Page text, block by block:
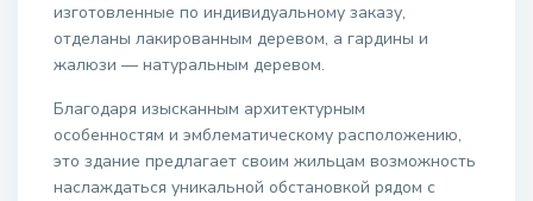
изготовленные по индивидуальному заказу,
отделаны лакированным деревом, а гардины и
жалюзи — натуральным деревом.
Благодаря изысканным архитектурным
особенностям и эмблематическому расположению,
это здание предлагает своим жильцам возможность
наслаждаться уникальной обстановкой рядом с